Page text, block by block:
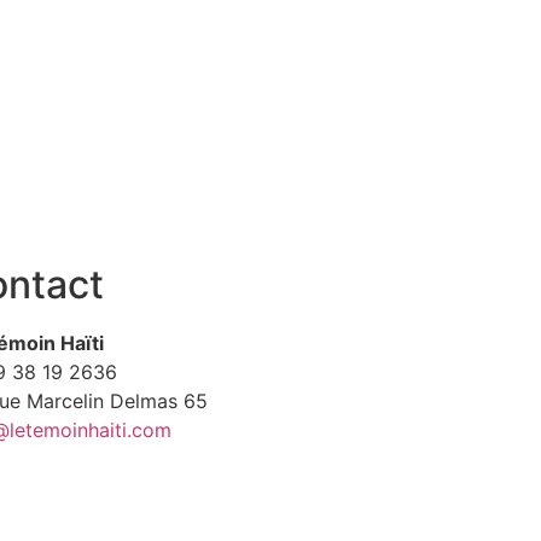
Haïti
38 19 2636
Marcelin Delmas 65